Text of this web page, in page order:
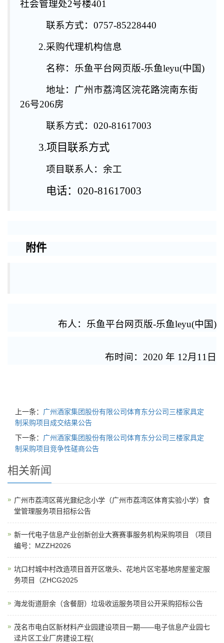
社会管理处2号楼401
联系方式：0757-85228440
2.采购代理机构信息
名称：乐鱼平台网页版-乐鱼leyu(中国)
地址：广州市荔湾区浣花路浣南东街
26号206房
联系方式：020-81617003
3.项目联系方式
项目联系人：余工
电话：020-81617003
附件
布人：乐鱼平台网页版-乐鱼leyu(中国)
布时间：2020 年 12月11日
上一条： 广州酒家集团股份有限公司体育东分公司三楼家具定
制采购项目成交结果公告
下一条： 广州酒家集团股份有限公司体育东分公司三楼家具定
制采购项目竞争性磋商公告
相关新闻
广州市荔湾区蒋光鼐纪念小学（广州市荔湾区体育实验小学）食
堂管理服务项目招标公告
新一代电子信息产业创新创业大赛赛事服务机构采购项目 （项目
编号：MZZH2026
坑口村城中村改造项目首开区墩头、花地片区宅基地房屋鉴定服
务项目（ZHCG2025
海龙街道厨余（含餐厨）垃圾收运服务项目公开采购招标公告
茂名市电白区新材料产业园建设项目一期——电子信息产业园七
迳片区工业厂房建设工程(